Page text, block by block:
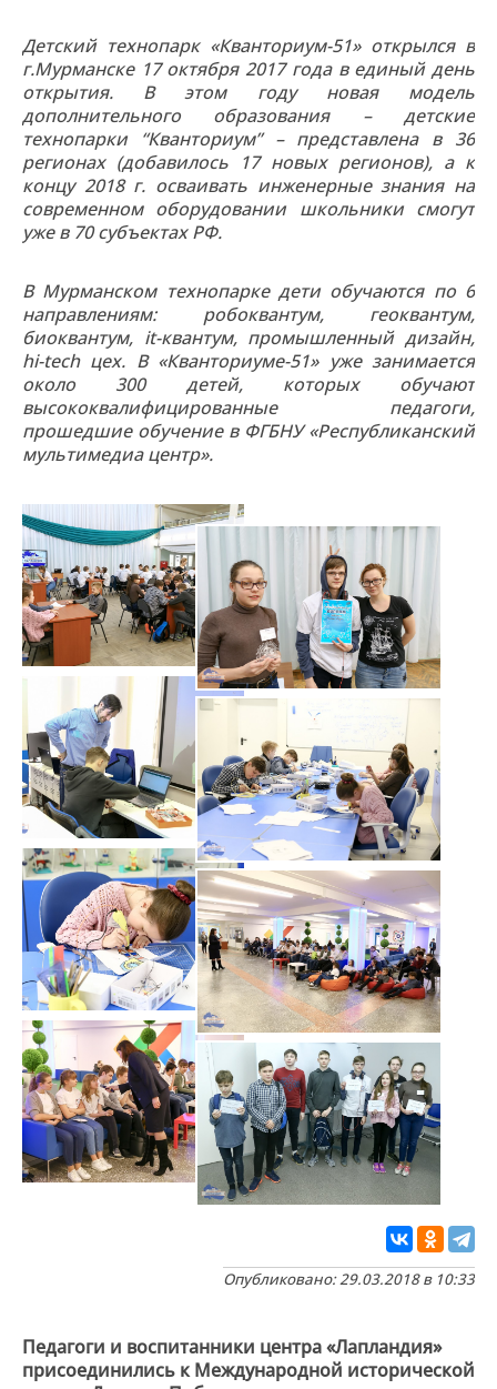
Детский технопарк «Кванториум-51» открылся в
г.Мурманске 17 октября 2017 года в единый день
открытия. В этом году новая модель
дополнительного образования – детские
технопарки “Кванториум” – представлена в 36
регионах (добавилось 17 новых регионов), а к
концу 2018 г. осваивать инженерные знания на
современном оборудовании школьники смогут
уже в 70 субъектах РФ.
В Мурманском технопарке дети обучаются по 6
направлениям: робоквантум, геоквантум,
биоквантум, it-квантум, промышленный дизайн,
hi-tech цех. В «Кванториуме-51» уже занимается
около 300 детей, которых обучают
высококвалифицированные педагоги,
прошедшие обучение в ФГБНУ «Республиканский
мультимедиа центр».
Опубликовано: 29.03.2018 в 10:33
Педагоги и воспитанники центра «Лапландия»
присоединились к Международной исторической